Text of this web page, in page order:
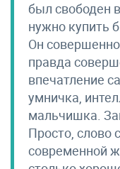
был свободен
нужно купить
Он
правда
впечатление
умничка,
мальчишка.
Просто, слово
современной